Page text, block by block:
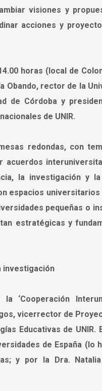
visiones y
acciones y
horas (local de
Obando, rector de la
de Córdoba y
de UNIR.
redondas, con
acuerdos
la investigación y
espacios
pequeñas o
estratégicas y
investigación
‘Cooperación
vicerrector de
Educativas de UNIR.
de España (lo
y por la Dra.